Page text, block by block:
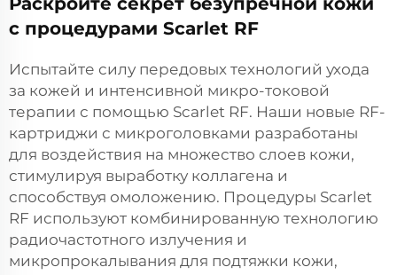
с процедурами Scarlet RF
Испытайте силу передовых технологий ухода
за кожей и интенсивной микро-токовой
терапии с помощью Scarlet RF. Наши новые RF-
картриджи с микроголовками разработаны
для воздействия на множество слоев кожи,
стимулируя выработку коллагена и
способствуя омоложению. Процедуры Scarlet
RF используют комбинированную технологию
радиочастотного излучения и
микропрокалывания для подтяжки кожи,